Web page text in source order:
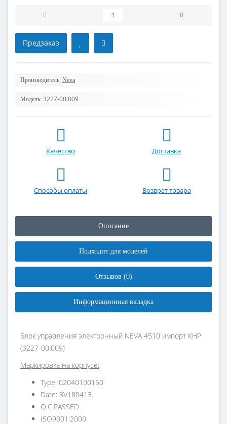
Предзаказ
Производитель: Neva
Модель: 3227-00.009
Качество Доставка
Способы оплаты Возврат товара
Описание
Подходит для моделей
Отзывов (0)
Информационная вкладка
Блок управления электронный NEVA 4510 импорт КНР
(3227-00.009)
Маркировка на корпусе:
Type: 02040100150
Date: 3V180413
Q.C.PASSED
ISO9001:2000